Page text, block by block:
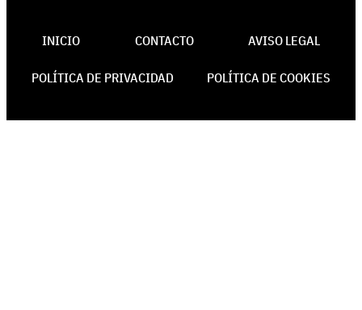
INICIO CONTACTO AVISO LEGAL
POLÍTICA DE PRIVACIDAD POLÍTICA DE COOKIES